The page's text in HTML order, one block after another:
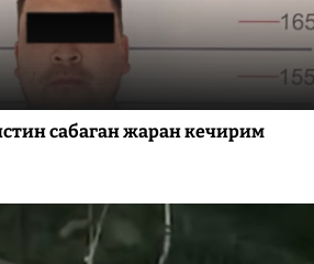
сабаган жаран кечирим